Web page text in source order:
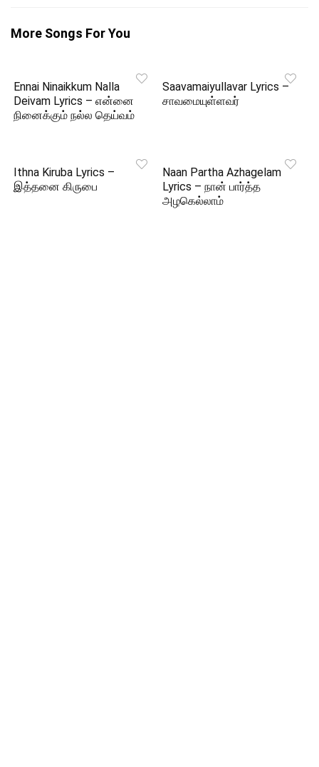
More Songs For You
Ennai Ninaikkum Nalla
Deivam Lyrics – என்னை
நினைக்கும் நல்ல தெய்வம்
Saavamaiyullavar Lyrics –
சாவமையுள்ளவர்
Ithna Kiruba Lyrics –
இத்தனை கிருபை
Naan Partha Azhagelam
Lyrics – நான் பார்த்த
அழகெல்லாம்